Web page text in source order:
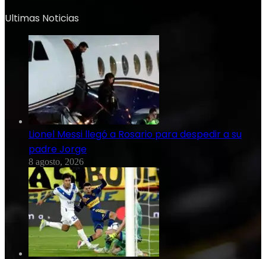
Ultimas Noticias
Lionel Messi llegó a Rosario para despedir a su
padre Jorge
8 agosto, 2026